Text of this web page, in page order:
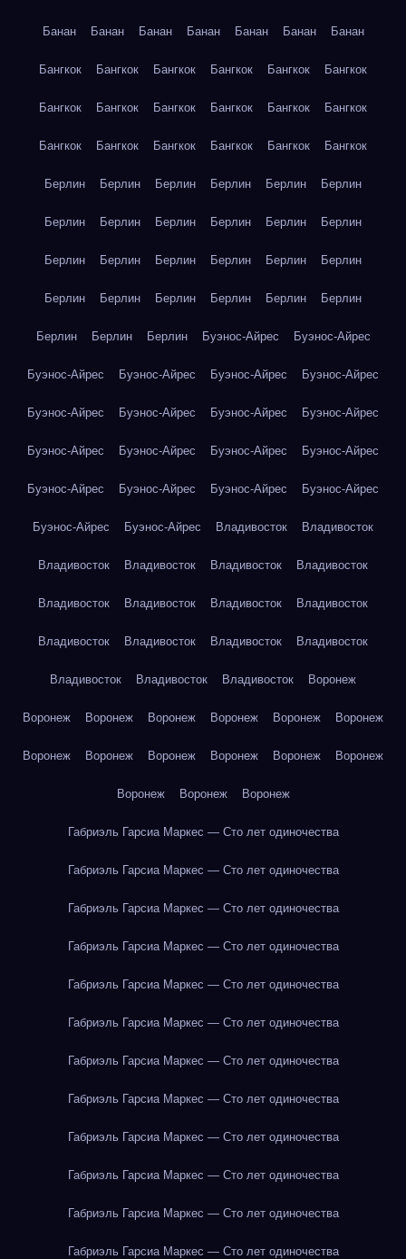
Банан Банан Банан Банан Банан Банан Банан
Бангкок Бангкок Бангкок Бангкок Бангкок Бангкок
Бангкок Бангкок Бангкок Бангкок Бангкок Бангкок
Бангкок Бангкок Бангкок Бангкок Бангкок Бангкок
Берлин Берлин Берлин Берлин Берлин Берлин
Берлин Берлин Берлин Берлин Берлин Берлин
Берлин Берлин Берлин Берлин Берлин Берлин
Берлин Берлин Берлин Берлин Берлин Берлин
Берлин Берлин Берлин Буэнос-Айрес Буэнос-Айрес
Буэнос-Айрес Буэнос-Айрес Буэнос-Айрес Буэнос-Айрес
Буэнос-Айрес Буэнос-Айрес Буэнос-Айрес Буэнос-Айрес
Буэнос-Айрес Буэнос-Айрес Буэнос-Айрес Буэнос-Айрес
Буэнос-Айрес Буэнос-Айрес Буэнос-Айрес Буэнос-Айрес
Буэнос-Айрес Буэнос-Айрес Владивосток Владивосток
Владивосток Владивосток Владивосток Владивосток
Владивосток Владивосток Владивосток Владивосток
Владивосток Владивосток Владивосток Владивосток
Владивосток Владивосток Владивосток Воронеж
Воронеж Воронеж Воронеж Воронеж Воронеж Воронеж
Воронеж Воронеж Воронеж Воронеж Воронеж Воронеж
Воронеж Воронеж Воронеж
Габриэль Гарсиа Маркес — Сто лет одиночества
Габриэль Гарсиа Маркес — Сто лет одиночества
Габриэль Гарсиа Маркес — Сто лет одиночества
Габриэль Гарсиа Маркес — Сто лет одиночества
Габриэль Гарсиа Маркес — Сто лет одиночества
Габриэль Гарсиа Маркес — Сто лет одиночества
Габриэль Гарсиа Маркес — Сто лет одиночества
Габриэль Гарсиа Маркес — Сто лет одиночества
Габриэль Гарсиа Маркес — Сто лет одиночества
Габриэль Гарсиа Маркес — Сто лет одиночества
Габриэль Гарсиа Маркес — Сто лет одиночества
Габриэль Гарсиа Маркес — Сто лет одиночества